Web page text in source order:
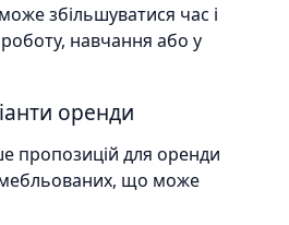
збільшуватися час і
роботу, навчання або у
оренди
пропозицій для оренди
що може